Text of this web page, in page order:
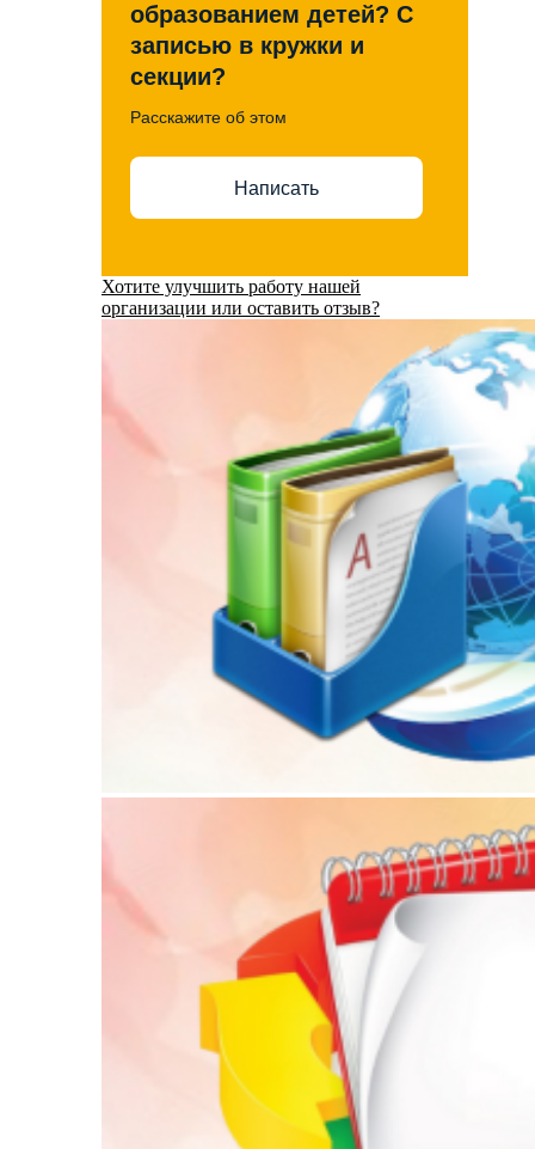
образованием детей? С
записью в кружки и
секции?
Расскажите об этом
Написать
Хотите улучшить работу нашей
организации или оставить отзыв?